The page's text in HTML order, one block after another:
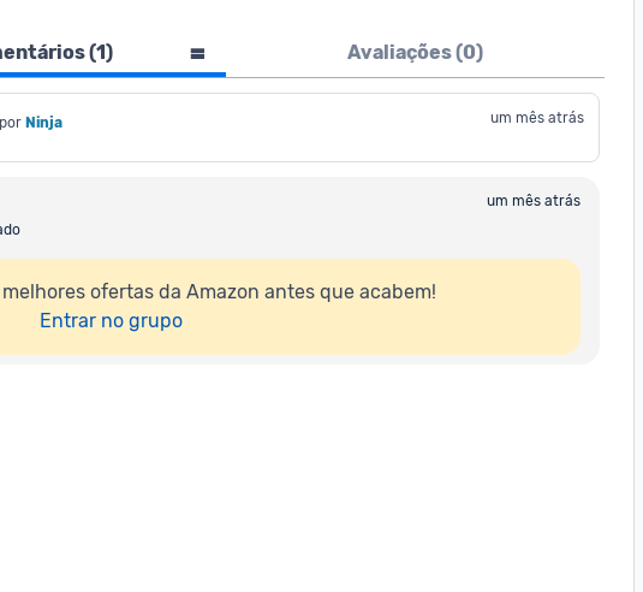
(1) Avaliações (0)
Ninja um mês atrás
um mês atrás
melhores ofertas da Amazon antes que acabem!
Entrar no grupo